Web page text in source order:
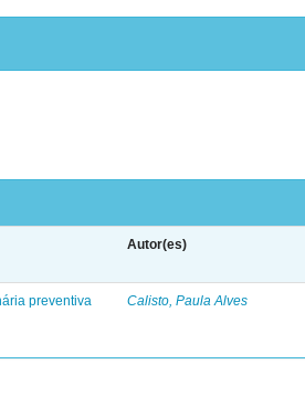
Autor(es)
preventiva Calisto, Paula Alves